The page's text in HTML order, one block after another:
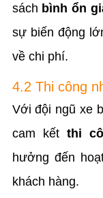
sách bình ổn
sự biến động
về chi phí.
4.2 Thi công
Với đội ngũ xe
cam kết thi
hưởng đến
khách hàng.